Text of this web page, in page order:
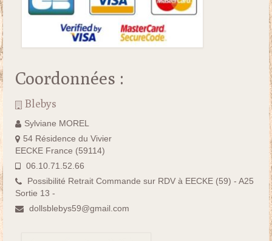
Coordonnées :
Blebys
Sylviane MOREL
54 Résidence du Vivier
EECKE France (59114)
06.10.71.52.66
Possibilité Retrait Commande sur RDV à EECKE (59) - A25
Sortie 13 -
dollsblebys59@gmail.com